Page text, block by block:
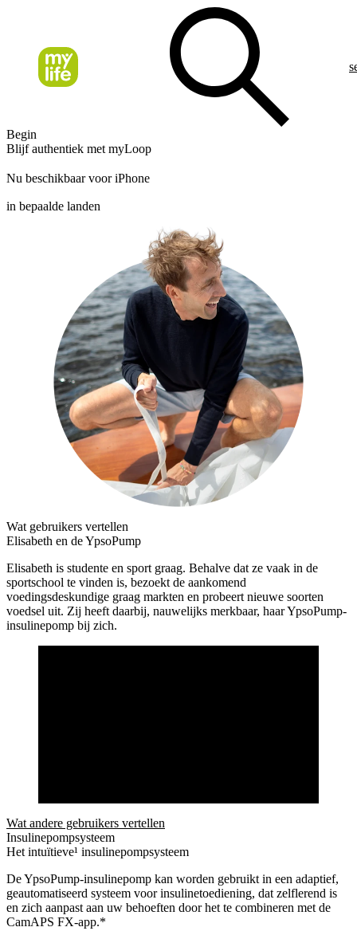
Begin
Blijf authentiek met myLoop
Nu beschikbaar voor iPhone
in bepaalde landen
Wat gebruikers vertellen
Elisabeth en de YpsoPump
Elisabeth is studente en sport graag. Behalve dat ze vaak in de
sportschool te vinden is, bezoekt de aankomend
voedingsdeskundige graag markten en probeert nieuwe soorten
voedsel uit. Zij heeft daarbij, nauwelijks merkbaar, haar YpsoPump-
insulinepomp bij zich.
Wat andere gebruikers vertellen
Insulinepompsysteem
Het intuïtieve¹ insulinepompsysteem
De YpsoPump-insulinepomp kan worden gebruikt in een adaptief,
geautomatiseerd systeem voor insulinetoediening, dat zelflerend is
en zich aanpast aan uw behoeften door het te combineren met de
CamAPS FX-app.*